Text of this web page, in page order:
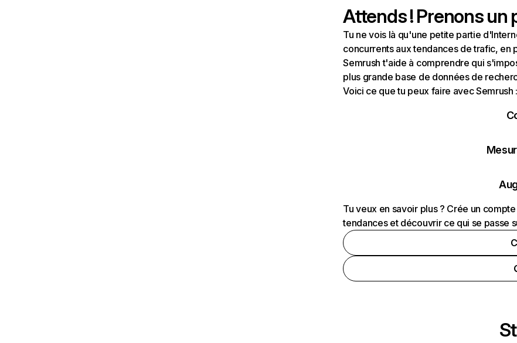
Attends ! Prenons un
Tu ne vois là qu'une petite partie
concurrents aux tendances de trafic, en
Semrush t'aide à comprendre qui
plus grande base de données de
Voici ce que tu peux faire avec Semrush
Tu veux en savoir plus ? Crée un
tendances et découvrir ce qui se passe